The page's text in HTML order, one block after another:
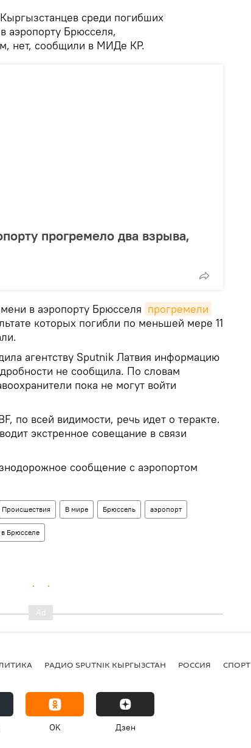
Кыргызстанцев среди погибших
аэропорту Брюсселя,
нет, сообщили в МИДе КР.
прогремело два взрыва,
в аэропорту Брюсселя прогремели
которых погибли по меньшей мере 11
агентству Sputnik Латвия информацию
не сообщила. По словам
пока не могут войти
по всей видимости, речь идет о теракте.
экстренное совещание в связи
сообщение с аэропортом
Происшествия В мире Брюссель аэропорт
Брюсселе
РАДИО SPUTNIK КЫРГЫЗСТАН РОССИЯ СПОРТ
OK Дзен